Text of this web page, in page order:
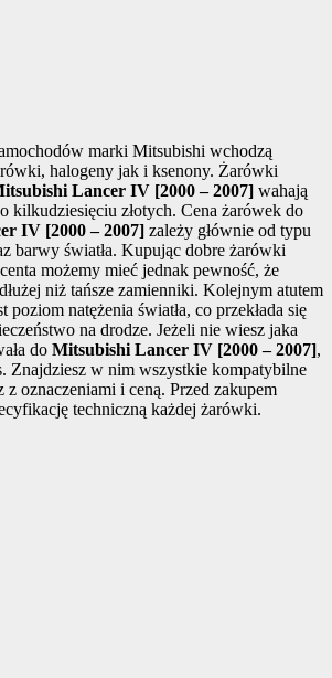
marki Mitsubishi wchodzą
halogeny jak i ksenony. Żarówki
Lancer IV [2000 – 2007] wahają
kilkudziesięciu złotych. Cena żarówek do
IV [2000 – 2007] zależy głównie od typu
barwy światła. Kupując dobre żarówki
możemy mieć jednak pewność, że
niż tańsze zamienniki. Kolejnym atutem
poziom natężenia światła, co przekłada się
na drodze. Jeżeli nie wiesz jaka
do Mitsubishi Lancer IV [2000 – 2007],
Znajdziesz w nim wszystkie kompatybilne
oznaczeniami i ceną. Przed zakupem
techniczną każdej żarówki.